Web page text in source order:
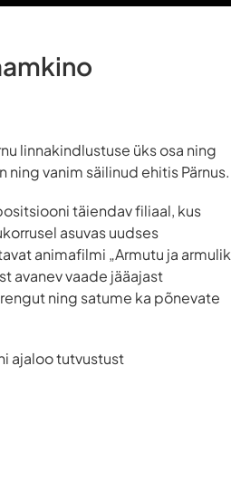
linnakindlustuse üks osa ning
ning vanim säilinud ehitis Pärnus.
täiendav filiaal, kus
asuvas uudses
animafilmi „Armutu ja armulik
avanev vaade jääajast
ning satume ka põnevate
ajaloo tutvustust